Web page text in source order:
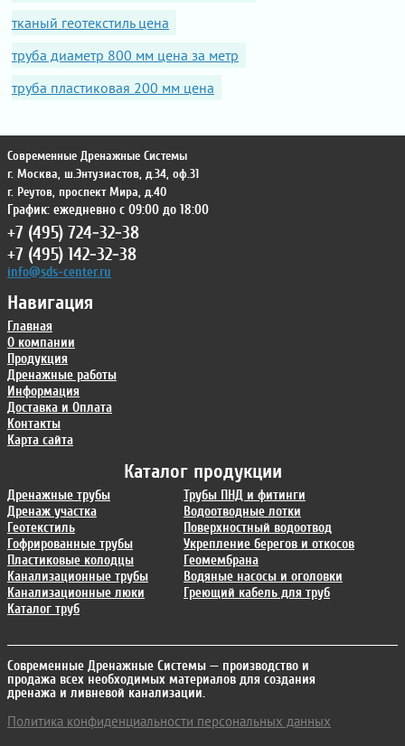
тканый геотекстиль цена
труба диаметр 800 мм цена за метр
труба пластиковая 200 мм цена
Каталог продукции
Дренажные трубы
Дренаж участка
Геотекстиль
Гофрированные трубы
Пластиковые колодцы
Канализационные трубы
Канализационные люки
Каталог труб
Трубы ПНД и фитинги
Водоотводные лотки
Поверхностный водоотвод
Укрепление берегов и откосов
Геомембрана
Водяные насосы и оголовки
Греющий кабель для труб
Навигация
Главная
О компании
Продукция
Дренажные работы
Информация
Доставка и Оплата
Контакты
Карта сайта
Современные Дренажные Системы
г. Москва, ш.Энтузиастов, д.34, оф.31
г. Реутов, проспект Мира, д.40
График: ежедневно с 09:00 до 18:00
+7 (495) 724-32-38
+7 (495) 142-32-38
info@sds-center.ru
Современные Дренажные Системы — производство и
продажа всех необходимых материалов для создания
дренажа и ливневой канализации.
Политика конфиденциальности персональных данных